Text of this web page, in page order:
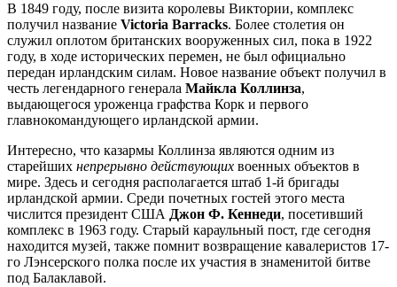
В 1849 году, после визита королевы Виктории, комплекс
получил название Victoria Barracks. Более столетия он
служил оплотом британских вооруженных сил, пока в 1922
году, в ходе исторических перемен, не был официально
передан ирландским силам. Новое название объект получил в
честь легендарного генерала Майкла Коллинза,
выдающегося уроженца графства Корк и первого
главнокомандующего ирландской армии.
Интересно, что казармы Коллинза являются одним из
старейших непрерывно действующих военных объектов в
мире. Здесь и сегодня располагается штаб 1-й бригады
ирландской армии. Среди почетных гостей этого места
числится президент США Джон Ф. Кеннеди, посетивший
комплекс в 1963 году. Старый караульный пост, где сегодня
находится музей, также помнит возвращение кавалеристов 17-
го Лэнсерского полка после их участия в знаменитой битве
под Балаклавой.